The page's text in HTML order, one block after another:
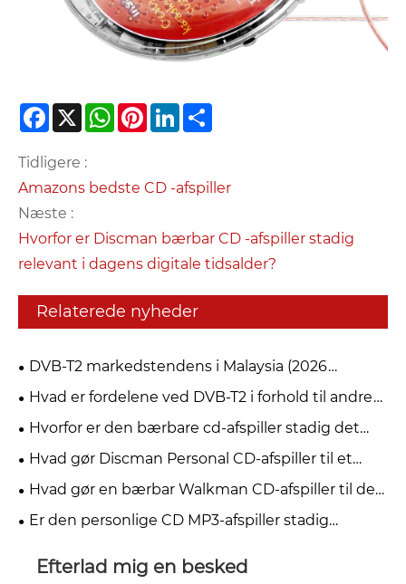
Facebook
X WhatsApp
PinterestLinkedIn
Tidligere :
Amazons bedste CD -afspiller
Næste :
Hvorfor er Discman bærbar CD -afspiller stadig
relevant i dagens digitale tidsalder?
Relaterede nyheder
DVB-T2 markedstendens i Malaysia (2026
myFreeview / MYTV)
Hvad er fordelene ved DVB-T2 i forhold til andre
digitale tv-standarder?
Hvorfor er den bærbare cd-afspiller stadig det
bedste valg for musikelskere i 2026?
Hvad gør Discman Personal CD-afspiller til et
must-have for musikelskere
Hvad gør en bærbar Walkman CD-afspiller til den
bedste mulighed for musikelskere
Er den personlige CD MP3-afspiller stadig
Efterlad mig en besked